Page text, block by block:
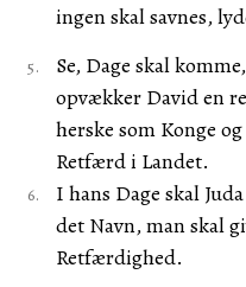
ingen skal savnes,
Se, Dage skal
opvækker David en
herske som Konge
Retfærd i Landet.
I hans Dage skal
det Navn, man skal
Retfærdighed.